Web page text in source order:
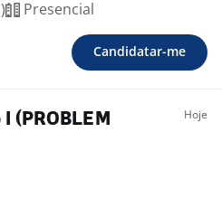
Presencial
Candidatar-me
(PROBLEM
Hoje